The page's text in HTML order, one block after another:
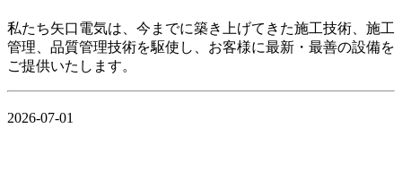
私たち矢口電気は、今までに築き上げてきた施工技術、施工
管理、品質管理技術を駆使し、お客様に最新・最善の設備を
ご提供いたします。
2026-07-01